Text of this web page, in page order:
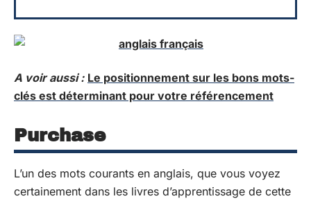
A voir aussi : Le positionnement sur les bons mots-
clés est déterminant pour votre référencement
Purchase
L’un des mots courants en anglais, que vous voyez
certainement dans les livres d’apprentissage de cette